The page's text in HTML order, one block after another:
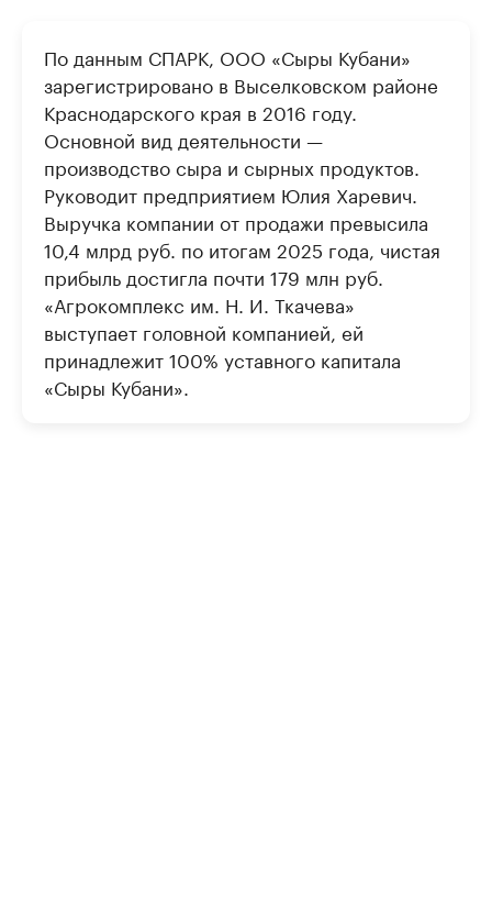
По данным СПАРК, ООО «Сыры Кубани»
зарегистрировано в Выселковском районе
Краснодарского края в 2016 году.
Основной вид деятельности —
производство сыра и сырных продуктов.
Руководит предприятием Юлия Харевич.
Выручка компании от продажи превысила
10,4 млрд руб. по итогам 2025 года, чистая
прибыль достигла почти 179 млн руб.
«Агрокомплекс им. Н. И. Ткачева»
выступает головной компанией, ей
принадлежит 100% уставного капитала
«Сыры Кубани».